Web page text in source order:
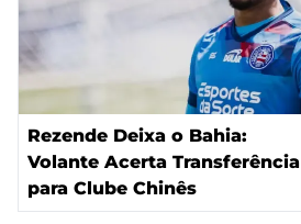
Rezende Deixa o Bahia:
Volante Acerta Transferência
para Clube Chinês